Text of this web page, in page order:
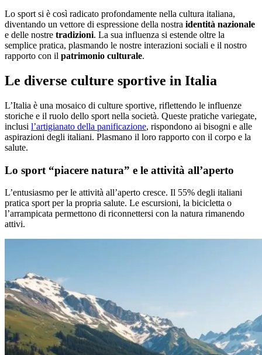
Lo sport si è così radicato profondamente nella cultura italiana,
diventando un vettore di espressione della nostra identità nazionale
e delle nostre tradizioni. La sua influenza si estende oltre la
semplice pratica, plasmando le nostre interazioni sociali e il nostro
rapporto con il patrimonio culturale.
Le diverse culture sportive in Italia
L’Italia è una mosaico di culture sportive, riflettendo le influenze
storiche e il ruolo dello sport nella società. Queste pratiche variegate,
inclusi l’artigianato della panificazione, rispondono ai bisogni e alle
aspirazioni degli italiani. Plasmano il loro rapporto con il corpo e la
salute.
Lo sport “piacere natura” e le attività all’aperto
L’entusiasmo per le attività all’aperto cresce. Il 55% degli italiani
pratica sport per la propria salute. Le escursioni, la bicicletta o
l’arrampicata permettono di riconnettersi con la natura rimanendo
attivi.